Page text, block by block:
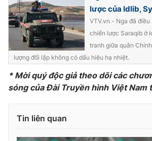
VTV Sức khoẻ Bất động
Thị trường 24h Tấm
VTV4 Vươn
Liên hệ tòa soạn English
lược của Idlib,
VTV.vn - Nga đã
chiến lược Saraqib ở
tranh giữa quân
lượng đối lập không có dấu hiệu hạ nhiệt.
* Mời quý độc giả theo dõi các
sóng của Đài Truyền hình Việt Nam
Tin liên quan